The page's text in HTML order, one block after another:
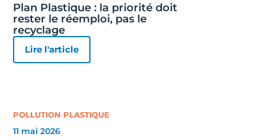
Plan Plastique : la priorité doit
rester le réemploi, pas le
recyclage
Lire l'article
POLLUTION PLASTIQUE
11 mai 2026